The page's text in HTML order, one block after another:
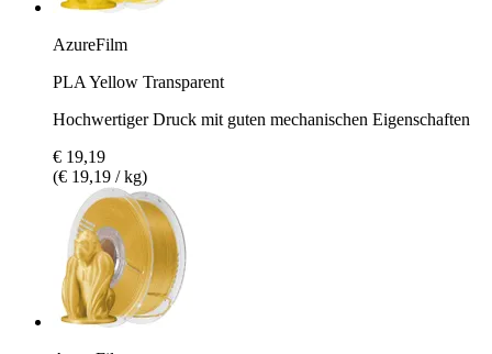
AzureFilm
PLA Yellow Transparent
Hochwertiger Druck mit guten mechanischen Eigenschaften
€ 19,19
(€ 19,19 / kg)